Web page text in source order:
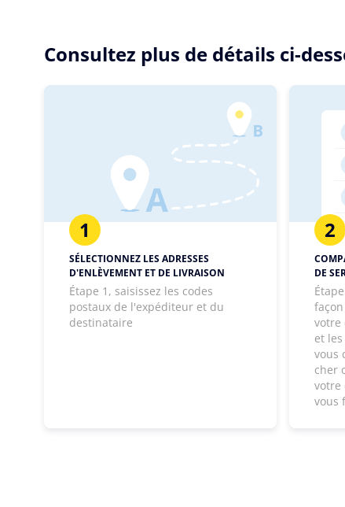
Consultez plus de détails ci-
1
SÉLECTIONNEZ LES ADRESSES
D'ENLÈVEMENT ET DE LIVRAISON
Étape 1, saisissez les codes
postaux de l'expéditeur et du
destinataire
2
DE
votre
et
vous
cher
votre
vous